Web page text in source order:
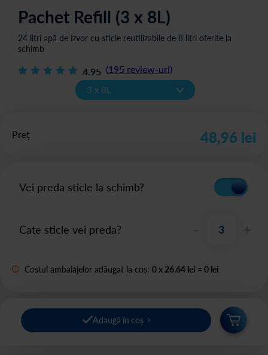
Pachet Refill (3 x 8L)
24 litri apă de izvor cu sticle reutilizabile de 8 litri oferite la
schimb
4.95 (195 review-uri)
v
3 x 8L
Vei preda sticle la schimb?
Cate sticle vei preda?
Costul ambalajelor adăugat la coș: 0x 26.64 lei = 0 lei
Preț 48,96 lei
Adaugă în coș